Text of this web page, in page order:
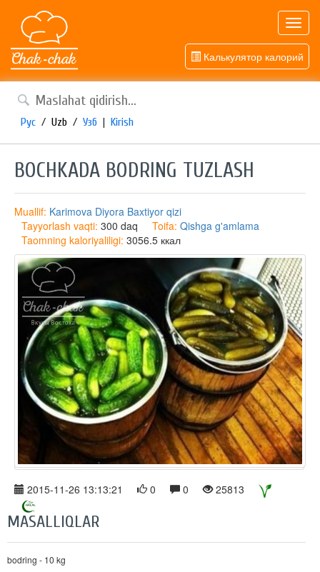
Калькулятор калорий
Рус / Uzb / Узб | Kirish
BOCHKADA BODRING TUZLASH
Muallif: Karimova Diyora Baxtiyor qizi
Tayyorlash vaqti: 300 daq Toifa: Qishga g'amlama
Taomning kaloriyaliligi: 3056.5 ккал
2015-11-26 13:13:21 0 0 25813
MASALLIQLAR
bodring - 10 kg